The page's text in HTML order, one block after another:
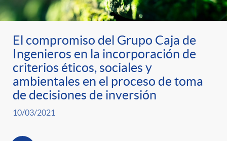
El compromiso del Grupo Caja de
Ingenieros en la incorporación de
criterios éticos, sociales y
ambientales en el proceso de toma
de decisiones de inversión
10/03/2021